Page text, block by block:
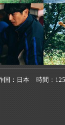
国 日本 時間